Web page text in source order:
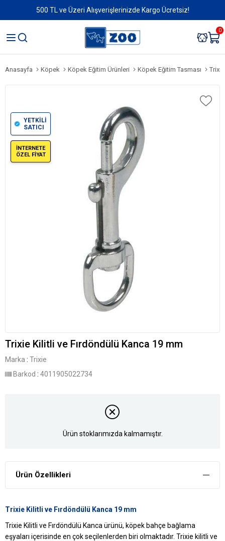
500 TL ve Üzeri Alışverişlerinizde Kargo Ücretsiz!
0
Anasayfa Köpek Köpek Eğitim Ürünleri Köpek Eğitim Tasması
YETKİLİ
SATICI
İNTERNETE
ÖZEL FİYAT
Trixie Kilitli ve Fırdöndülü Kanca 19 mm
Marka : Trixie
Barkod : 4011905022734
Ürün stoklarımızda kalmamıştır.
Ürün Özellikleri
Trixie Kilitli ve Fırdöndülü Kanca 19 mm
Trixie Kilitli ve Fırdöndülü Kanca ürünü, köpek bahçe bağlama
eşyaları içerisinde en çok seçilenlerden biri olmaktadır. Trixie kilitli ve